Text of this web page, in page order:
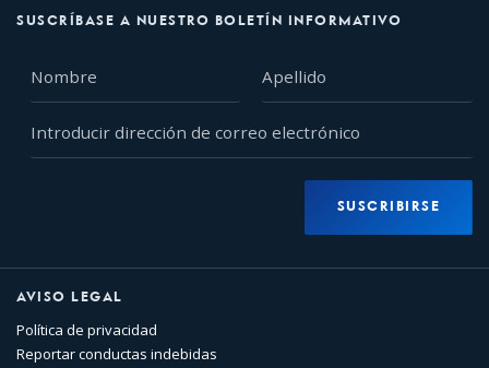
SUSCRÍBASE A NUESTRO BOLETÍN INFORMATIVO
dirección
SUSCRIBIRSE
AVISO LEGAL
Política de privacidad
Reportar conductas indebidas